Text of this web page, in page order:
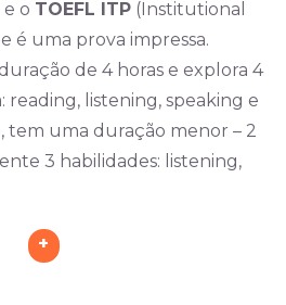
o TOEFL ITP (Institutional
é uma prova impressa.
de 4 horas e explora 4
reading, listening, speaking e
tem uma duração menor – 2
3 habilidades: listening,
+